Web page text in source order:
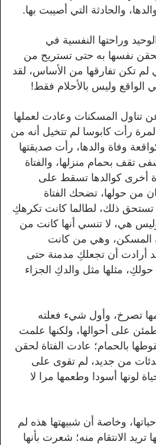
والحادثة التي أصيبت بها.
وراحتها النفسية في
نفسها به حتى تستريح من
لم تكن تفارقها من الأساس، لقد
الواقع وليس بالأحلام فقط!
تناول المسكنات وعادت لعملها
رأت كابوسا لم تتخيل أنه من
وفاة والدها، رأت صديقتها
تقف بحمام منزلها، والفتاة
أخرى كوالدها تسقط على
من حولها، تضحك الفتاة
تستحق ذلك، لطالما كانت تكرهكِ
هي، لا تنسي أنها كانت من
المسكن، وهي من كانت
أرادت أن تجعلكِ مدمنة حتى
مثلها مثل والدكِ الجزاء
تصرخ، وأول شيء فعلته
على أحوالها، ولكنها علمت
بالحمام؛ عادت الفتاة لحقن
من جديد، لم تقوى على
لونها أسودا وطعمها مرا لا
وخاصة أن شبيهتها هذه لم
تريد الانتقام منه؛ شعرت بأنها